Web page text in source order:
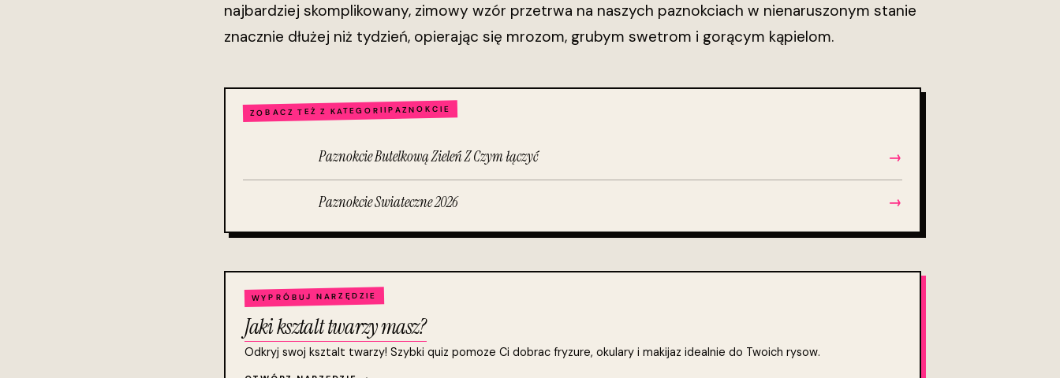
najbardziej skomplikowany, zimowy wzór przetrwa na naszych paznokciach w nienaruszonym stanie
znacznie dłużej niż tydzień, opierając się mrozom, grubym swetrom i gorącym kąpielom.
ZOBACZ TEŻ Z KATEGORIIPAZNOKCIE
Paznokcie Butelkową Zieleń Z Czym łączyć →
Paznokcie Swiateczne 2026 →
WYPRÓBUJ NARZĘDZIE
Jaki ksztalt twarzy masz?
Odkryj swoj ksztalt twarzy! Szybki quiz pomoze Ci dobrac fryzure, okulary i makijaz idealnie do Twoich rysow.